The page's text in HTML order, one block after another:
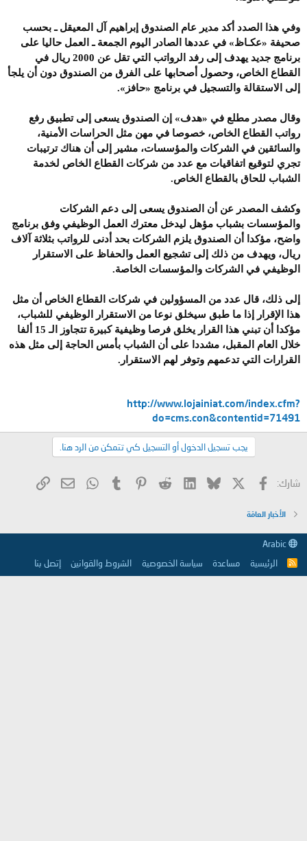
وفي هذا الصدد أكد مدير عام الصندوق إبراهيم آل المعيقل ـ بحسب
صحيفة «عكـاظ» في عددها الصادر اليوم الجمعة ـ العمل حاليا على
برنامج جديد يهدف إلى رفد الرواتب التي تقل عن 2000 ريال في
القطاع الخاص، وحصول أصحابها على الفرق من الصندوق دون أن يلجأ
إلى الاستقالة والتسجيل في برنامج «حافز».
وقال مصدر مطلع في «هدف» إن الصندوق يسعى إلى تطبيق رفع
رواتب القطاع الخاص، خصوصا في مهن مثل الحراسات الأمنية،
والسائقين في الشركات والمؤسسات، مشير إلى أن هناك ترتيبات
تجري لتوقيع اتفاقيات مع عدد من شركات القطاع الخاص لخدمة
الشباب للحاق بالقطاع الخاص.
وكشف المصدر عن أن الصندوق يسعى إلى دعم الشركات
والمؤسسات بشباب مؤهل ليدخل معترك العمل الوظيفي وفق برنامج
واضح، مؤكدا أن الصندوق يلزم الشركات بحد أدنى للرواتب بثلاثة آلاف
ريال، ويهدف من ذلك إلى تشجيع العمل والحفاظ على الاستقرار
الوظيفي في الشركات والمؤسسات الخاصة.
إلى ذلك، قال عدد من المسؤولين في شركات القطاع الخاص أن مثل
هذا الإقرار إذا ما طبق سيخلق نوعا من الاستقرار الوظيفي للشباب،
مؤكدا أن تبني هذا القرار يخلق فرصا وظيفية كبيرة تتجاوز الـ 15 ألفا
خلال العام المقبل، مشددا على أن الشباب بأمس الحاجة إلى مثل هذه
القرارات التي تدعمهم وتوفر لهم الاستقرار.
http://www.lojainiat.com/index.cfm?
do=cms.con&contentid=71491
يجب تسجيل الدخول أو التسجيل كي تتمكن من الرد هنا.
شارك: فيسبوك Bluesky
LinkedIn
Reddit
Pinterest
Tumblr
WhatsApp
البريد
الأخبار العامّة
R
الرئيسية مساعدة سياسة الخصوصية الشروط والقوانين إتصل بنا